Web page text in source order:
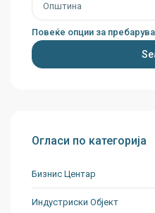
Општина
Повеќе опции за
Огласи по категорија
Бизнис Центар
Индустриски Oбјект